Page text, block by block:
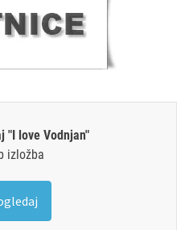
"I love Vodnjan"
izložba